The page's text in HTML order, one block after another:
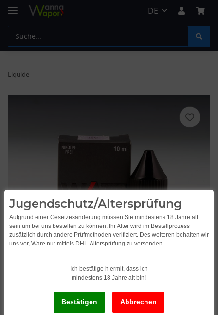
DE
Liquide
Jugendschutz/Altersprüfung
Aufgrund einer Gesetzesänderung müssen Sie mindestens 18 Jahre alt
sein um bei uns bestellen zu können. Ihr Alter wird im Bestellprozess
zusätzlich durch andere Prüfmethoden verifiziert. Des weiteren behalten wir
uns vor, Ware nur mittels DHL-Altersprüfung zu versenden.
Ich bestätige hiermit, dass ich
mindestens 18 Jahre alt bin!